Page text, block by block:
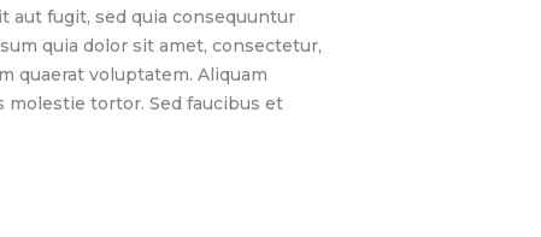
aut fugit, sed quia consequuntur
quia dolor sit amet, consectetur,
quaerat voluptatem. Aliquam
molestie tortor. Sed faucibus et